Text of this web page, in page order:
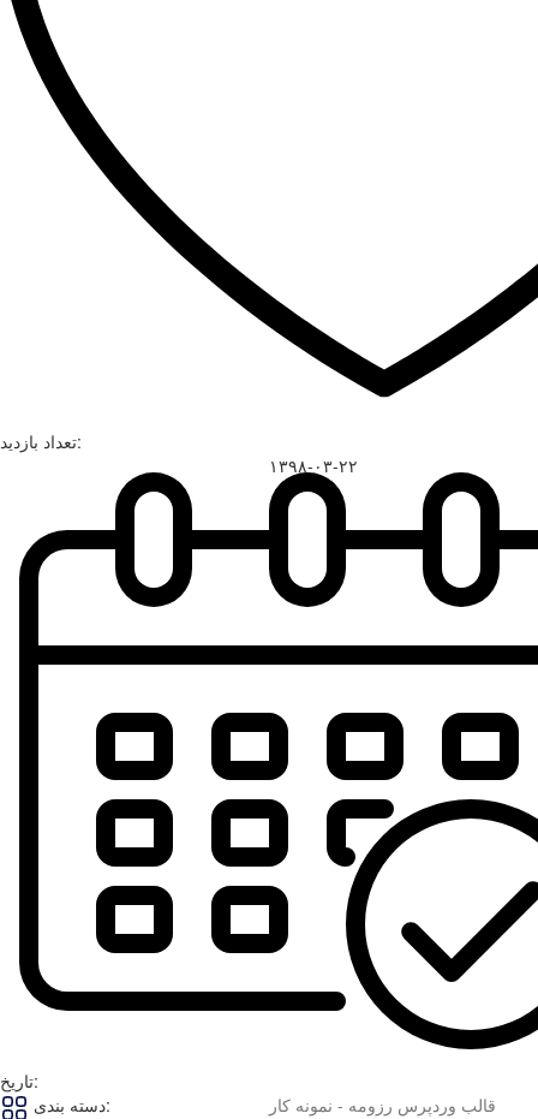
تعداد بازدید:
تاریخ:
۱۳۹۸-۰۳-۲۲
دسته بندی:
قالب وردپرس رزومه - نمونه کار